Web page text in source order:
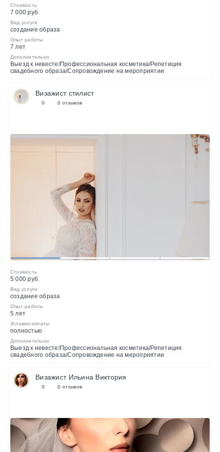
Стоимость
7 000 руб.
Вид услуги
создание образа
Опыт работы
7 лет
Дополнительно
Выезд к невесте/Профессиональная косметика/Репетиция
свадебного образа/Сопровождение на мероприятии
Визажист стилист
0 0 отзывов
1 2 3 4
Стоимость
5 000 руб.
Вид услуги
создание образа
Опыт работы
5 лет
Условия оплаты
полностью
Дополнительно
Выезд к невесте/Профессиональная косметика/Репетиция
свадебного образа/Сопровождение на мероприятии
Визажист Ильина Виктория
0 0 отзывов